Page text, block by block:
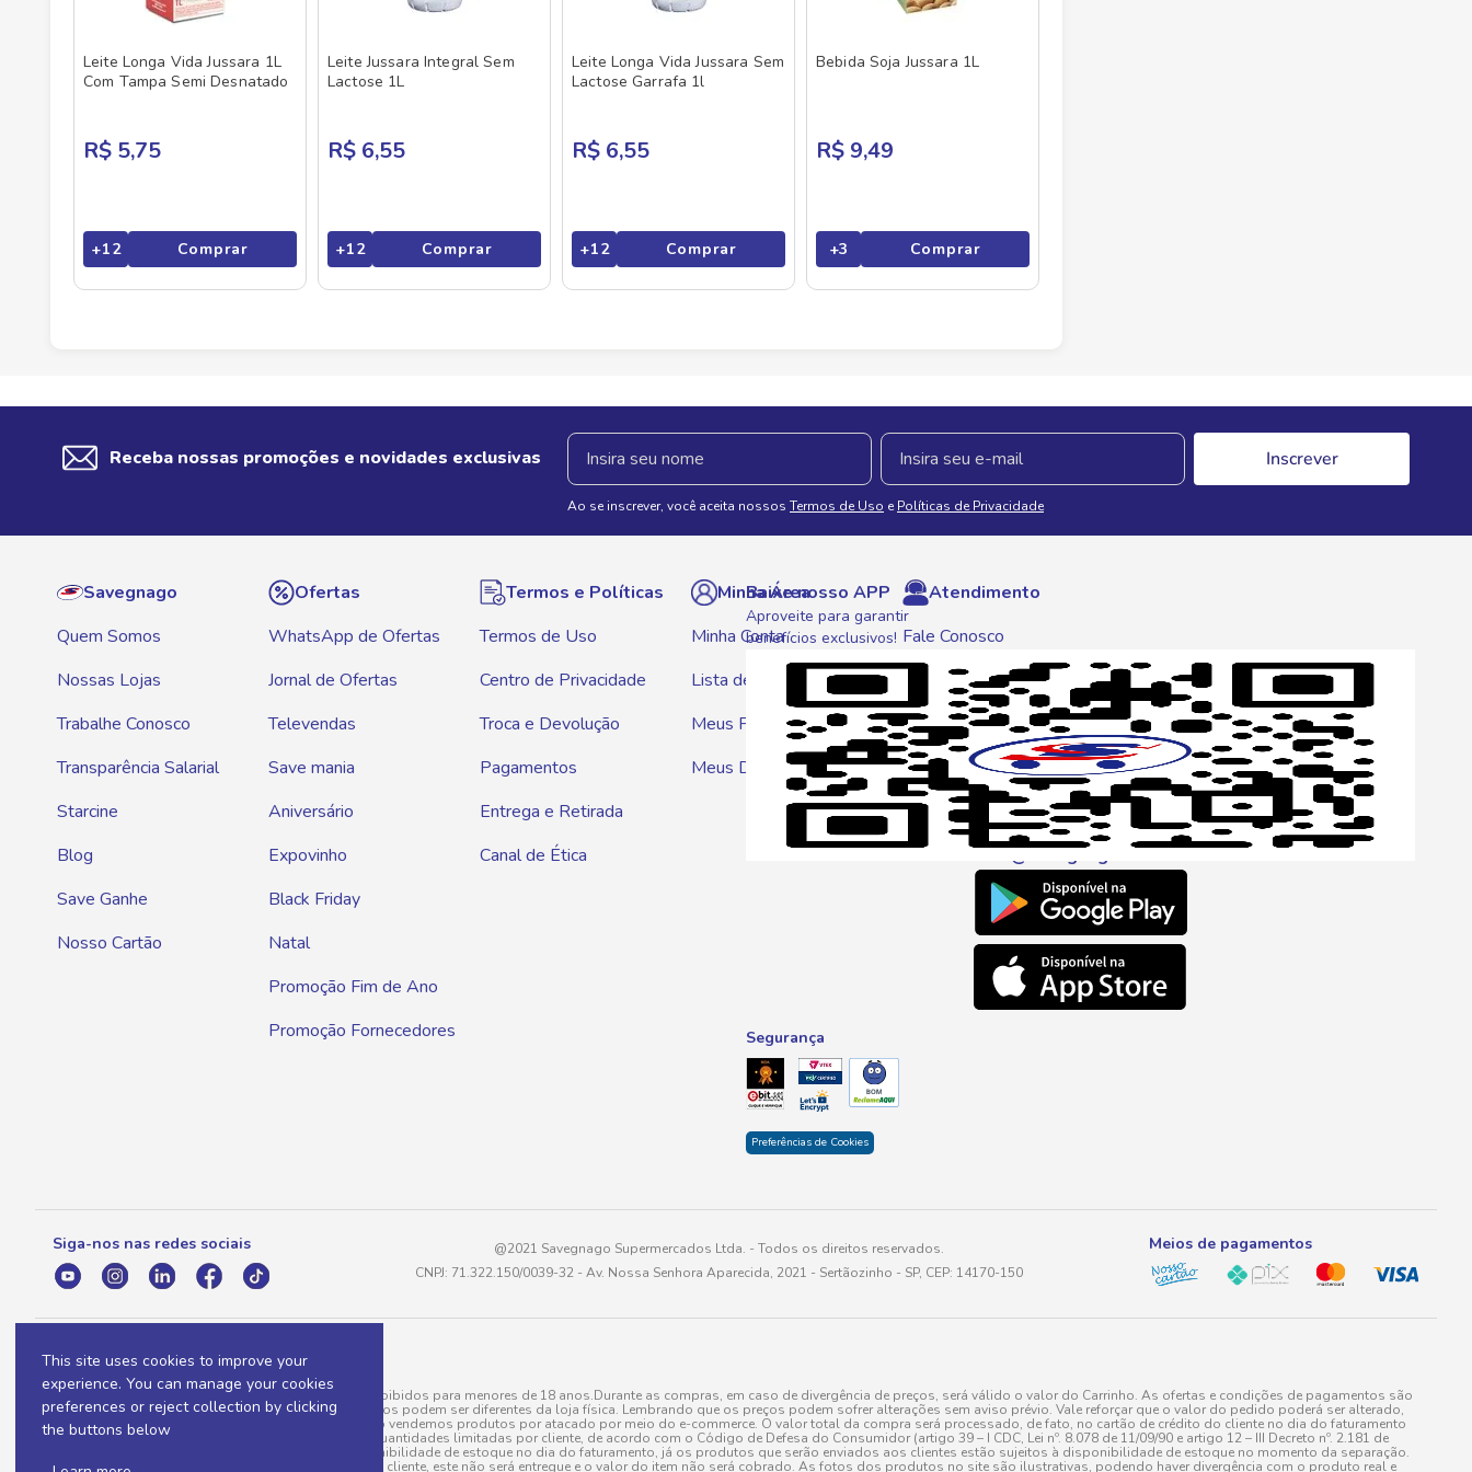
This site uses cookies to improve your
experience. You can manage your cookies
preferences or reject collection by clicking
the buttons below
Leite Longa Vida Jussara 1L
Com Tampa Semi Desnatado
R$ 5,75
+12 Comprar
Leite Jussara Integral Sem
Lactose 1L
R$ 6,55
+12 Comprar
Leite Longa Vida Jussara Sem
Lactose Garrafa 1l
R$ 6,55
+12 Comprar
Bebida Soja Jussara 1L
R$ 9,49
+3 Comprar
Receba nossas promoções e novidades exclusivas Inscrever
Ao se inscrever, você aceita nossos Termos de Uso e Políticas de Privacidade
Savegnago
Quem Somos
Nossas Lojas
Trabalhe Conosco
Transparência Salarial
Starcine
Blog
Save Ganhe
Nosso Cartão
Ofertas
WhatsApp de Ofertas
Jornal de Ofertas
Televendas
Save mania
Aniversário
Expovinho
Black Friday
Natal
Promoção Fim de Ano
Promoção Fornecedores
Termos e Políticas
Termos de Uso
Centro de Privacidade
Troca e Devolução
Pagamentos
Entrega e Retirada
Canal de Ética
Minha Área
Minha Conta
Lista de Compras
Meus Pedidos
Meus Descontos
Atendimento
Fale Conosco
WhatsApp
Telefone
0800 016 6680
E-mail
atendimento@savegnago.com.br
Baixe nosso APP
Aproveite para garantir
benefícios exclusivos!
Segurança
Preferências de Cookies
Siga-nos nas redes sociais
@2021 Savegnago Supermercados Ltda. - Todos os direitos reservados.
CNPJ: 71.322.150/0039-32 - Av. Nossa Senhora Aparecida, 2021 - Sertãozinho - SP, CEP: 14170-150
Meios de pagamentos
A venda e o consumo de bebidas alcoólicas são proibidos para menores de 18 anos.Durante as compras, em caso de divergência de preços, será válido o valor do Carrinho. As ofertas e condições de pagamentos são
válidas para a loja eletrônica, sendo que seus preços podem ser diferentes da loja física. Lembrando que os preços podem sofrer alterações sem aviso prévio. Vale reforçar que o valor do pedido poderá ser alterado,
para menos, por conta de produtos variáveis; e não vendemos produtos por atacado por meio do e-commerce. O valor total da compra será processado, de fato, no cartão de crédito do cliente no dia do faturamento
do pedido. Produtos em promoção possuem quantidades limitadas por cliente, de acordo com o Código de Defesa do Consumidor (artigo 39 – I CDC, Lei nº. 8.078 de 11/09/90 e artigo 12 – III Decreto nº. 2.181 de
20/03/97). A venda está diretamente ligada à disponibilidade de estoque no dia do faturamento, já os produtos que serão enviados aos clientes estão sujeitos à disponibilidade de estoque no momento da separação.
Caso algum produto venha a faltar no pedido do cliente, este não será entregue e o valor do item não será cobrado. As fotos dos produtos no site são ilustrativas, podendo haver divergência com o produto real e